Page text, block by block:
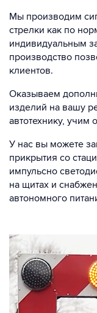
Мы производим
стрелки как по
индивидуальным
производство
клиентов.
Оказываем
изделий на вашу
автотехнику,
У нас вы можете
прикрытия со
импульсно
на щитах и
автономного